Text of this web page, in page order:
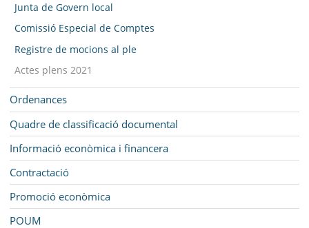
Junta de Govern local
Comissió Especial de Comptes
Registre de mocions al ple
Actes plens 2021
Ordenances
Quadre de classificació documental
Informació econòmica i financera
Contractació
Promoció econòmica
POUM